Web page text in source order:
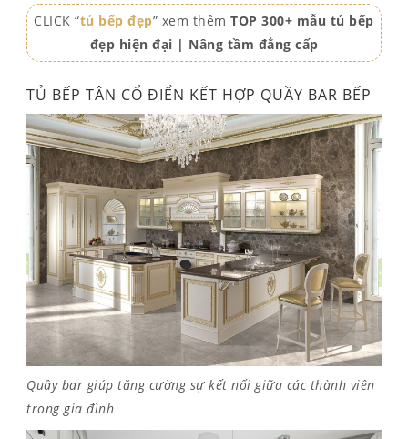
CLICK “tủ bếp đẹp” xem thêmTOP 300+ mẫu tủ bếp
đẹp hiện đại | Nâng tầm đẳng cấp
TỦ BẾP TÂN CỔ ĐIỂN KẾT HỢP QUẦY BAR BẾP
Quầy bar giúp tăng cường sự kết nối giữa các thành viên
trong gia đình